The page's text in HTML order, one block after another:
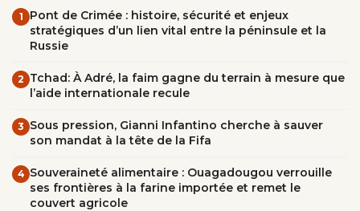
1
Pont de Crimée : histoire, sécurité et enjeux
stratégiques d’un lien vital entre la péninsule et la
Russie
2 Tchad: À Adré, la faim gagne du terrain à mesure que
l’aide internationale recule
3 Sous pression, Gianni Infantino cherche à sauver
son mandat à la tête de la Fifa
4 Souveraineté alimentaire : Ouagadougou verrouille
ses frontières à la farine importée et remet le
couvert agricole